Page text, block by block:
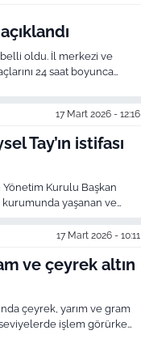
oldu. İl merkezi ve
24 saat boyunca
17 Mart 2026 - 12:16
Tay’ın istifası
Yönetim Kurulu Başkan
yaşanan ve
17 Mart 2026 - 10:11
ve çeyrek altın
çeyrek, yarım ve gram
işlem görürken,